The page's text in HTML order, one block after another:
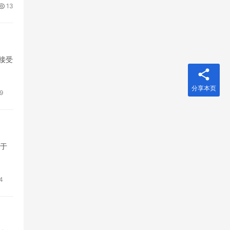
13
受
9
分享本页